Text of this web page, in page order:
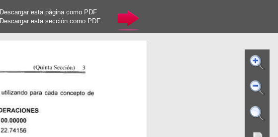
Descargar esta página como PDF
Descargar esta sección como PDF